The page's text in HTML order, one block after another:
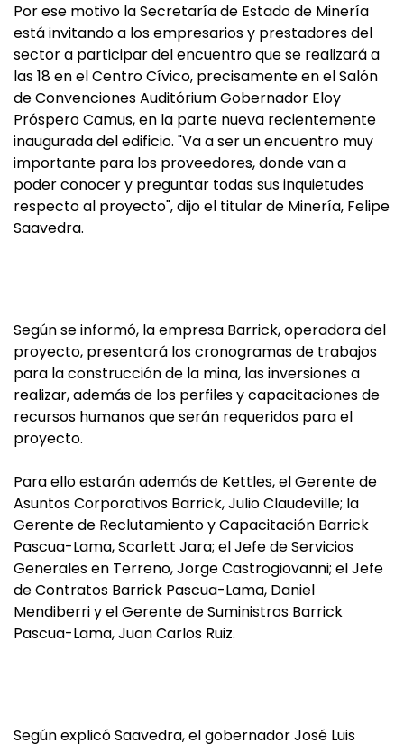
Por ese motivo la Secretaría de Estado de Minería
está invitando a los empresarios y prestadores del
sector a participar del encuentro que se realizará a
las 18 en el Centro Cívico, precisamente en el Salón
de Convenciones Auditórium Gobernador Eloy
Próspero Camus, en la parte nueva recientemente
inaugurada del edificio. "Va a ser un encuentro muy
importante para los proveedores, donde van a
poder conocer y preguntar todas sus inquietudes
respecto al proyecto", dijo el titular de Minería, Felipe
Saavedra.
Según se informó, la empresa Barrick, operadora del
proyecto, presentará los cronogramas de trabajos
para la construcción de la mina, las inversiones a
realizar, además de los perfiles y capacitaciones de
recursos humanos que serán requeridos para el
proyecto.
Para ello estarán además de Kettles, el Gerente de
Asuntos Corporativos Barrick, Julio Claudeville; la
Gerente de Reclutamiento y Capacitación Barrick
Pascua-Lama, Scarlett Jara; el Jefe de Servicios
Generales en Terreno, Jorge Castrogiovanni; el Jefe
de Contratos Barrick Pascua-Lama, Daniel
Mendiberri y el Gerente de Suministros Barrick
Pascua-Lama, Juan Carlos Ruiz.
Según explicó Saavedra, el gobernador José Luis